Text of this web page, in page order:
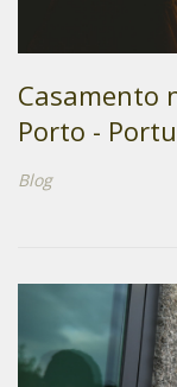
Casamento
Porto -
Blog